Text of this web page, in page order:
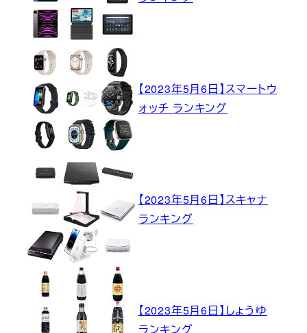
【2023年5月6日】スマートウ
ォッチ ランキング
【2023年5月6日】スキャナ
ランキング
【2023年5月6日】しょうゆ
ランキング